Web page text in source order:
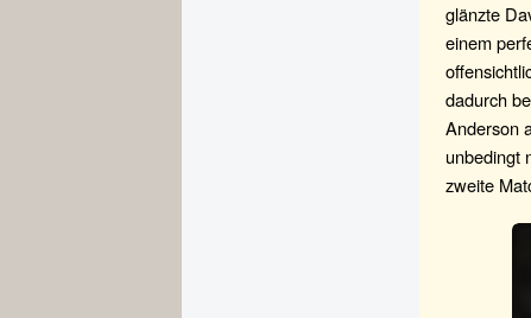
glänzte
einem
dadurch
Anderson
unbedingt
zweite